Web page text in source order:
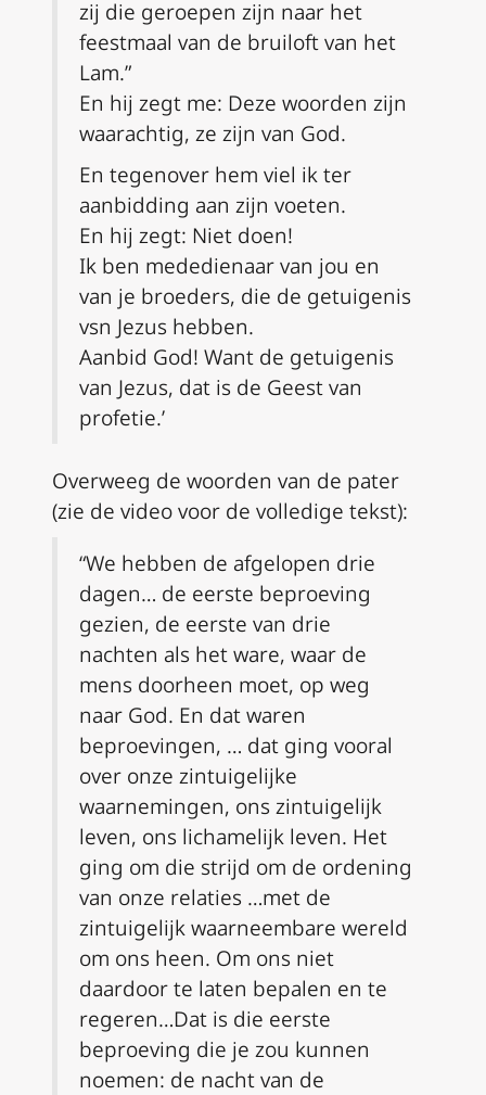
zij die geroepen zijn naar het
feestmaal van de bruiloft van het
Lam.”
En hij zegt me: Deze woorden zijn
waarachtig, ze zijn van God.
En tegenover hem viel ik ter
aanbidding aan zijn voeten.
En hij zegt: Niet doen!
Ik ben mededienaar van jou en
van je broeders, die de getuigenis
vsn Jezus hebben.
Aanbid God! Want de getuigenis
van Jezus, dat is de Geest van
profetie.’
Overweeg de woorden van de pater
(zie de video voor de volledige tekst):
“We hebben de afgelopen drie
dagen… de eerste beproeving
gezien, de eerste van drie
nachten als het ware, waar de
mens doorheen moet, op weg
naar God. En dat waren
beproevingen, … dat ging vooral
over onze zintuigelijke
waarnemingen, ons zintuigelijk
leven, ons lichamelijk leven. Het
ging om die strijd om de ordening
van onze relaties …met de
zintuigelijk waarneembare wereld
om ons heen. Om ons niet
daardoor te laten bepalen en te
regeren…Dat is die eerste
beproeving die je zou kunnen
noemen: de nacht van de